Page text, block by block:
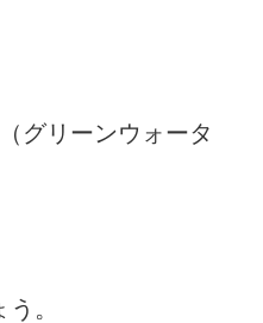
グリーンウォータ
。